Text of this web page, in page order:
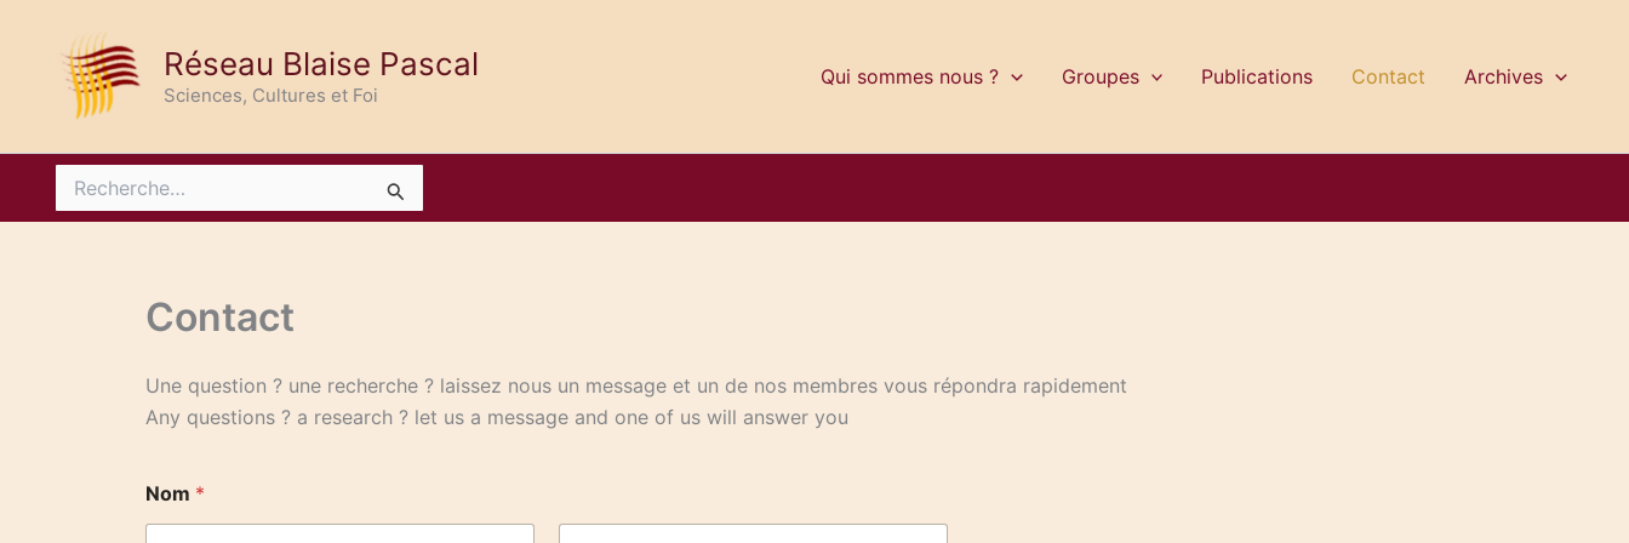
contenu
Réseau Blaise Pascal
Sciences, Cultures et Foi
Qui sommes nous ? Groupes Publications Contact Archives
Contact
Une question ? une recherche ? laissez nous un message et un de nos membres vous répondra rapidement
Any questions ? a research ? let us a message and one of us will answer you
Nom *